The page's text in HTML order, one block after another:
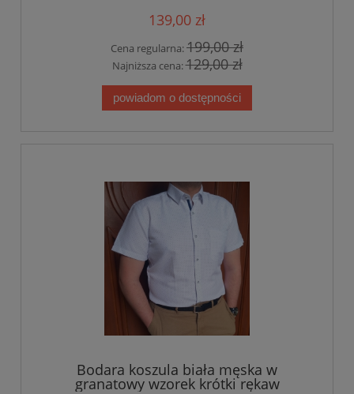
139,00 zł
Cena regularna:199,00 zł
Najniższa cena:129,00 zł
powiadom o dostępności
Bodara koszula biała męska w
granatowy wzorek krótki rękaw